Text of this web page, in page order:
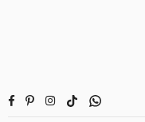
FacebookPinterestInstagram
TikTokWhatsapp